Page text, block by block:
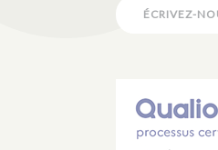
ÉCRIVEZ-